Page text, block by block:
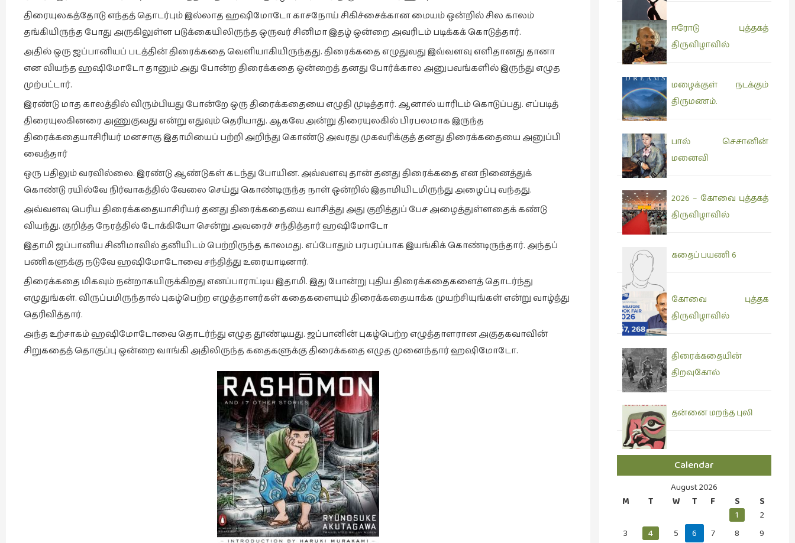
திரையுலகத்தோடு எந்தத் தொடர்பும் இல்லாத ஹஷிமோடோ காசநோய் சிகிச்சைக்கான மையம் ஒன்றில் சில காலம்
தங்கியிருந்த போது அருகிலுள்ள படுக்கையிலிருந்த ஒருவர் சினிமா இதழ் ஒன்றை அவரிடம் படிக்கக் கொடுத்தார்.
அதில் ஒரு ஜப்பானியப் படத்தின் திரைக்கதை வெளியாகியிருந்தது. திரைக்கதை எழுதுவது இவ்வளவு எளிதானது தானா
என வியந்த ஹஷிமோடோ தானும் அது போன்ற திரைக்கதை ஒன்றைத் தனது போர்க்கால அனுபவங்களில் இருந்து எழுத
முற்பட்டார்.
இரண்டு மாத காலத்தில் விரும்பியது போன்றே ஒரு திரைக்கதையை எழுதி முடித்தார். ஆனால் யாரிடம் கொடுப்பது. எப்படித்
திரையுலகினரை அணுகுவது என்று எதுவும் தெரியாது. ஆகவே அன்று திரையுலகில் பிரபலமாக இருந்த
திரைக்கதையாசிரியர் மனசாகு இதாமியைப் பற்றி அறிந்து கொண்டு அவரது முகவரிக்குத் தனது திரைக்கதையை அனுப்பி
வைத்தார்
ஒரு பதிலும் வரவில்லை. இரண்டு ஆண்டுகள் கடந்து போயின. அவ்வளவு தான் தனது திரைக்கதை என நினைத்துக்
கொண்டு ரயில்வே நிர்வாகத்தில் வேலை செய்து கொண்டிருந்த நாள் ஒன்றில் இதாமியிடமிருந்து அழைப்பு வந்தது.
அவ்வளவு பெரிய திரைக்கதையாசிரியர் தனது திரைக்கதையை வாசித்து அது குறித்துப் பேச அழைத்துள்ளதைக் கண்டு
வியந்து. குறித்த நேரத்தில் டோக்கியோ சென்று அவரைச் சந்தித்தார் ஹஷிமோடோ
இதாமி ஜப்பானிய சினிமாவில் தனியிடம் பெற்றிருந்த காலமது. எப்போதும் பரபரப்பாக இயங்கிக் கொண்டிருந்தார். அந்தப்
பணிகளுக்கு நடுவே ஹஷிமோடோவை சந்தித்து உரையாடினார்.
திரைக்கதை மிகவும் நன்றாகயிருக்கிறது எனப்பாராட்டிய இதாமி. இது போன்று புதிய திரைக்கதைகளைத் தொடர்ந்து
எழுதுங்கள். விருப்பமிருந்தால் புகழ்பெற்ற எழுத்தாளர்கள் கதைகளையும் திரைக்கதையாக்க முயற்சியுங்கள் என்று வாழ்த்து
தெரிவித்தார்.
அந்த உற்சாகம் ஹஷிமோடோவை தொடர்ந்து எழுத தூண்டியது. ஜப்பானின் புகழ்பெற்ற எழுத்தாளரான அகுதகவாவின்
சிறுகதைத் தொகுப்பு ஒன்றை வாங்கி அதிலிருந்த கதைகளுக்கு திரைக்கதை எழுத முனைந்தார் ஹஷிமோடோ.
ஈரோடு புத்தகத்
திருவிழாவில்
மழைக்குள் நடக்கும்
திருமணம்.
பால் செசானின்
மனைவி
2026 – கோவை புத்தகத்
திருவிழாவில்
கதைப் பயணி 6
கோவை புத்தக
திருவிழாவில்
திரைக்கதையின்
திறவுகோல்
தன்னை மறந்த புலி
Calendar
August 2026
M
T W T F S
S
1
2
3
4 5 6 7 8
9